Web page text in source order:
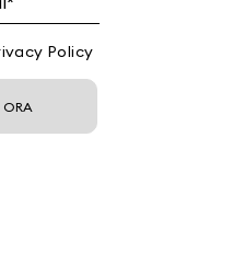
Policy
ORA